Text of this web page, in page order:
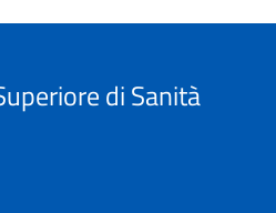
di Sanità